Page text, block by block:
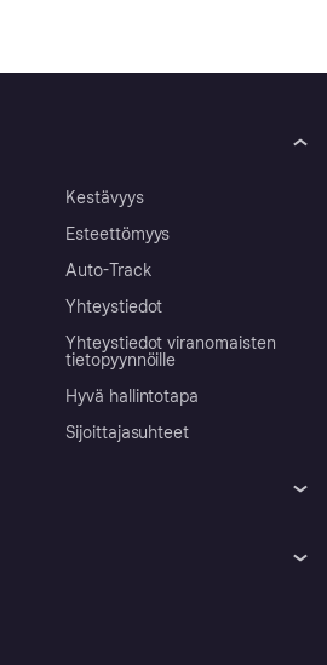
Kestävyys
Esteettömyys
Auto-Track
Yhteystiedot
Yhteystiedot viranomaisten
tietopyynnöille
Hyvä hallintotapa
Sijoittajasuhteet